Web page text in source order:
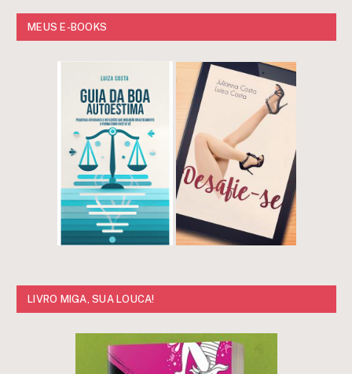
MEUS E-BOOKS
LIVRO MIGA, SUA LOUCA!